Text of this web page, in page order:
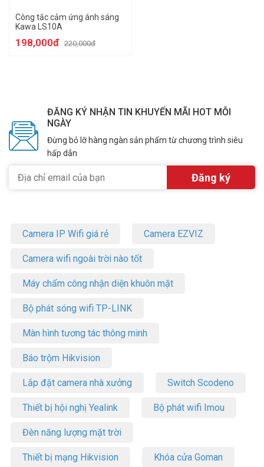
Công tắc cảm ứng ánh sáng
Kawa LS10A
198,000đ 220,000đ
ĐĂNG KÝ NHẬN TIN KHUYẾN MÃI HOT MỖI
NGÀY
Đừng bỏ lỡ hàng ngàn sản phẩm từ chương trình siêu
hấp dẫn
Camera IP Wifi giá rẻ Camera EZVIZ
Camera wifi ngoài trời nào tốt
Máy chấm công nhận diện khuôn mặt
Bộ phát sóng wifi TP-LINK
Màn hình tương tác thông minh
Báo trộm Hikvision
Lắp đặt camera nhà xưởng Switch Scodeno
Thiết bị hội nghị Yealink Bộ phát wifi Imou
Đèn năng lượng mặt trời
Thiết bị mạng Hikvision Khóa cửa Goman